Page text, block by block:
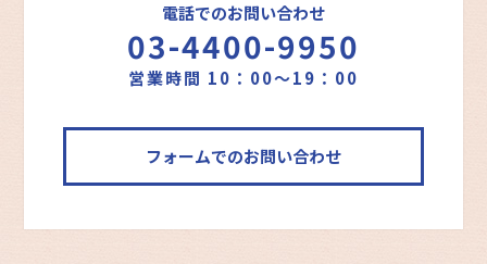
電話でのお問い合わせ
03-4400-9950
営業時間 10：00～19：00
フォームでのお問い合わせ